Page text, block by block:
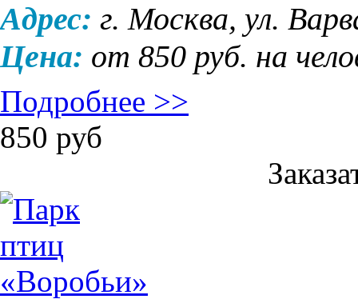
Адрес: г. Москва, ул.
Цена: от 850 руб. на
Подробнее >>
850 руб